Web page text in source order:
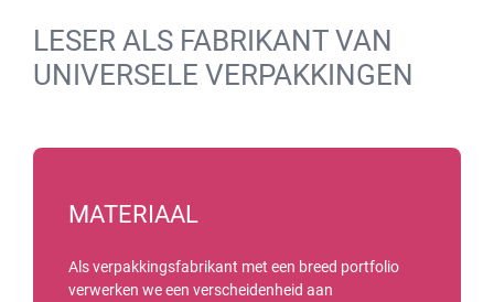
LESER ALS FABRIKANT VAN
UNIVERSELE VERPAKKINGEN
MATERIAAL
Als verpakkingsfabrikant met een breed portfolio
verwerken we een verscheidenheid aan